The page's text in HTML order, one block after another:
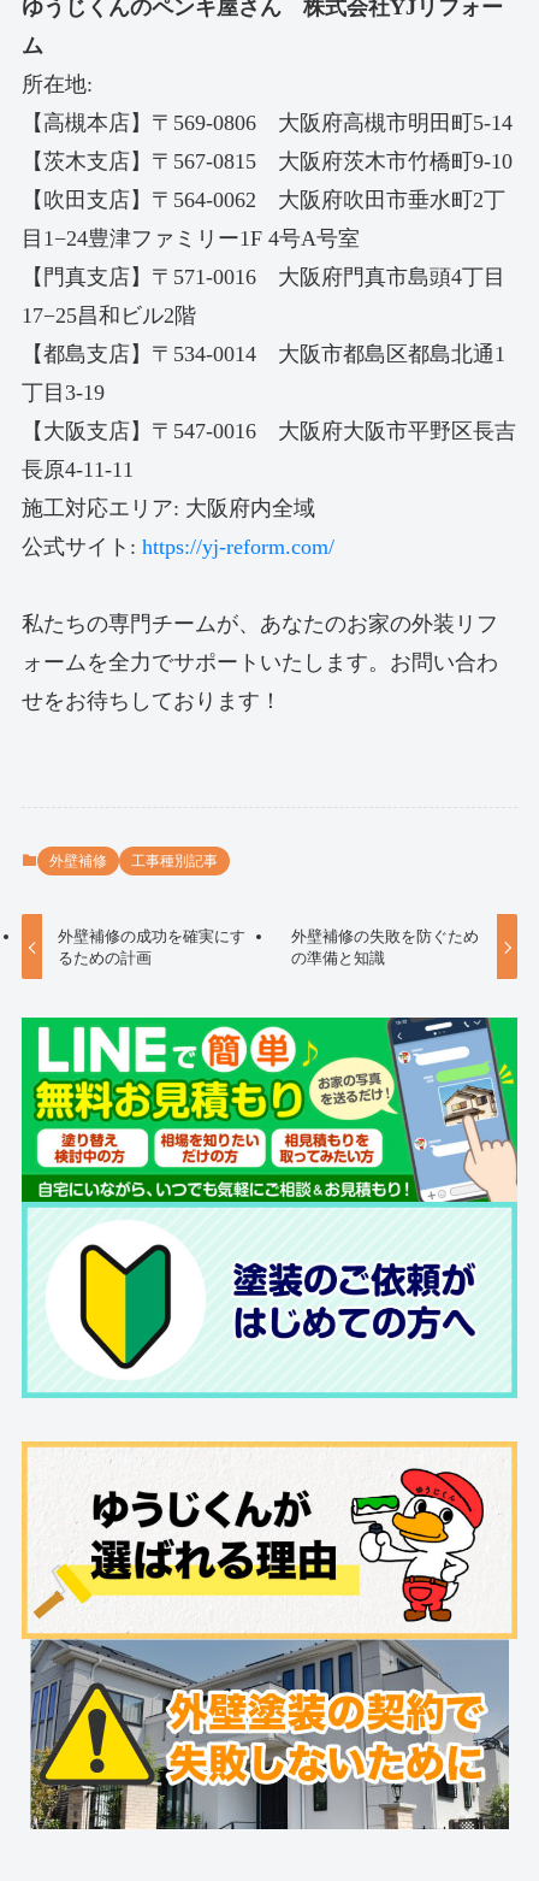
ゆうじくんのペンキ屋さん 株式会社YJリフォー
ム
所在地:
【高槻本店】〒569-0806 大阪府高槻市明田町5-14
【茨木支店】〒567-0815 大阪府茨木市竹橋町9-10
【吹田支店】〒564-0062 大阪府吹田市垂水町2丁
目1−24豊津ファミリー1F 4号A号室
【門真支店】〒571-0016 大阪府門真市島頭4丁目
17−25昌和ビル2階
【都島支店】〒534-0014 大阪市都島区都島北通1
丁目3-19
【大阪支店】〒547-0016 大阪府大阪市平野区長吉
長原4-11-11
施工対応エリア: 大阪府内全域
公式サイト: https://yj-reform.com/
私たちの専門チームが、あなたのお家の外装リフ
ォームを全力でサポートいたします。お問い合わ
せをお待ちしております！
外壁補修 工事種別記事
外壁補修の成功を確実にす
るための計画
外壁補修の失敗を防ぐため
の準備と知識